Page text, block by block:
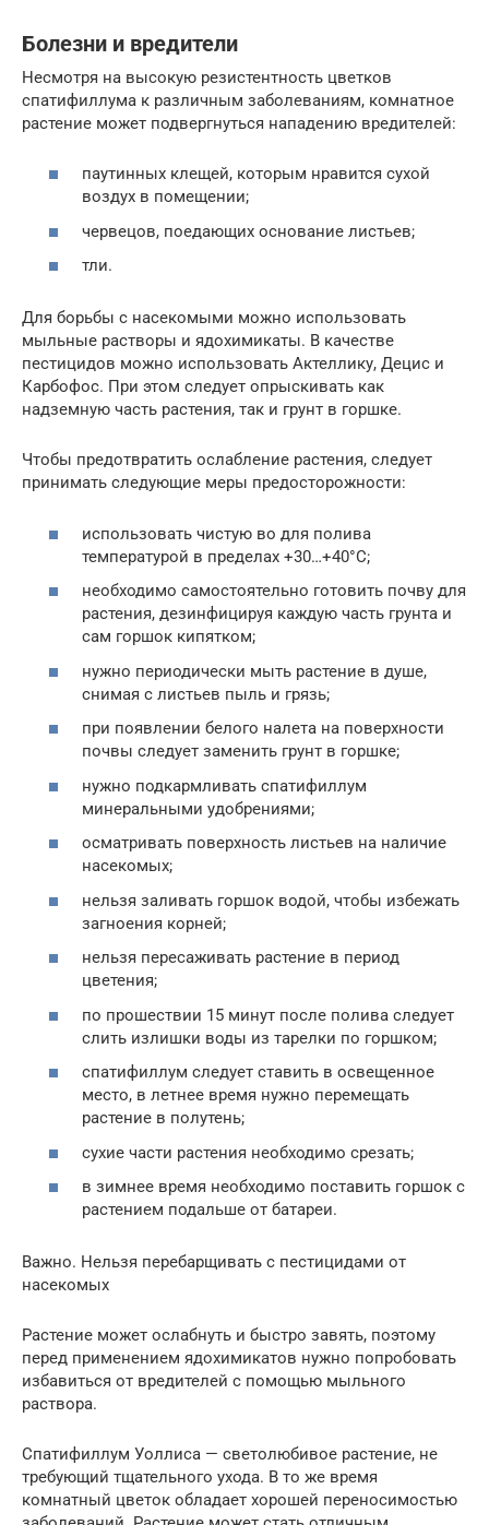
Болезни и вредители
Несмотря на высокую резистентность цветков
спатифиллума к различным заболеваниям, комнатное
растение может подвергнуться нападению вредителей:
паутинных клещей, которым нравится сухой
воздух в помещении;
червецов, поедающих основание листьев;
тли.
Для борьбы с насекомыми можно использовать
мыльные растворы и ядохимикаты. В качестве
пестицидов можно использовать Актеллику, Децис и
Карбофос. При этом следует опрыскивать как
надземную часть растения, так и грунт в горшке.
Чтобы предотвратить ослабление растения, следует
принимать следующие меры предосторожности:
использовать чистую во для полива
температурой в пределах +30…+40°С;
необходимо самостоятельно готовить почву для
растения, дезинфицируя каждую часть грунта и
сам горшок кипятком;
нужно периодически мыть растение в душе,
снимая с листьев пыль и грязь;
при появлении белого налета на поверхности
почвы следует заменить грунт в горшке;
нужно подкармливать спатифиллум
минеральными удобрениями;
осматривать поверхность листьев на наличие
насекомых;
нельзя заливать горшок водой, чтобы избежать
загноения корней;
нельзя пересаживать растение в период
цветения;
по прошествии 15 минут после полива следует
слить излишки воды из тарелки по горшком;
спатифиллум следует ставить в освещенное
место, в летнее время нужно перемещать
растение в полутень;
сухие части растения необходимо срезать;
в зимнее время необходимо поставить горшок с
растением подальше от батареи.
Важно. Нельзя перебарщивать с пестицидами от
насекомых
Растение может ослабнуть и быстро завять, поэтому
перед применением ядохимикатов нужно попробовать
избавиться от вредителей с помощью мыльного
раствора.
Спатифиллум Уоллиса — светолюбивое растение, не
требующий тщательного ухода. В то же время
комнатный цветок обладает хорошей переносимостью